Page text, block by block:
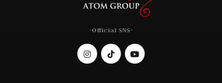
-Official SNS-